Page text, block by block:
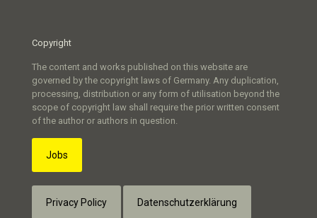
Copyright
The content and works published on this website are
governed by the copyright laws of Germany. Any duplication,
processing, distribution or any form of utilisation beyond the
scope of copyright law shall require the prior written consent
of the author or authors in question.
Jobs
Privacy Policy Datenschutzerklärung